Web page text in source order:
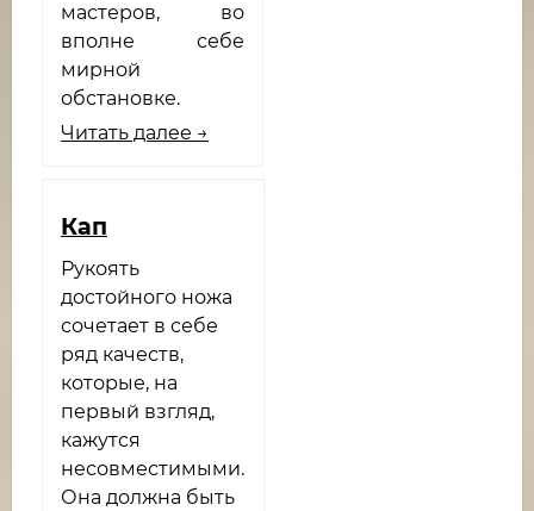
мастеров, во
вполне себе
мирной
обстановке.
Читать далее →
Кап
Рукоять
достойного ножа
сочетает в себе
ряд качеств,
которые, на
первый взгляд,
кажутся
несовместимыми.
Она должна быть